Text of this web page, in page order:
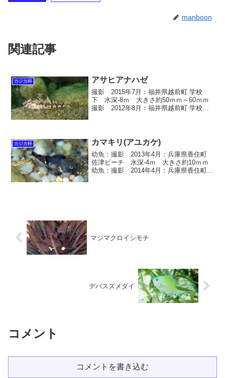
manboon
関連記事
カジカ科 アサヒアナハゼ
撮影 2015年7月：福井県越前町 学校
下 水深-8ｍ 大きさ約50ｍｍ～60ｍｍ
撮影 2012年8月：福井県越前町 学校
カジカ科 カマキリ(アユカケ)
幼魚：撮影 2013年4月：兵庫県香住町
佐津ビーチ 水深-4ｍ 大きさ約10ｍｍ
幼魚：撮影 2014年4月：兵庫県香住町
マジマクロイシモチ
デバスズメダイ
コメント
コメントを書き込む